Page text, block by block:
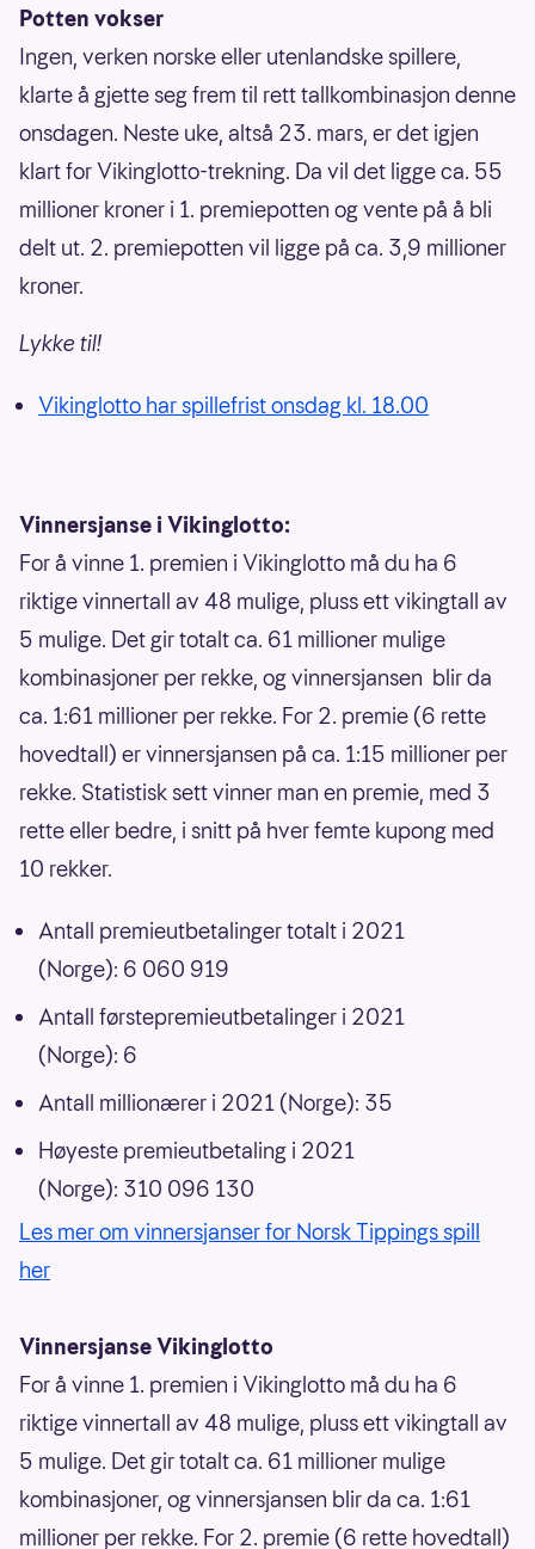
Potten vokser
Ingen, verken norske eller utenlandske spillere,
klarte å gjette seg frem til rett tallkombinasjon denne
onsdagen. Neste uke, altså 23. mars, er det igjen
klart for Vikinglotto-trekning. Da vil det ligge ca. 55
millioner kroner i 1. premiepotten og vente på å bli
delt ut. 2. premiepotten vil ligge på ca. 3,9 millioner
kroner.
Lykke til!
Vikinglotto har spillefrist onsdag kl. 18.00
Vinnersjanse i Vikinglotto:
For å vinne 1. premien i Vikinglotto må du ha 6
riktige vinnertall av 48 mulige, pluss ett vikingtall av
5 mulige. Det gir totalt ca. 61 millioner mulige
kombinasjoner per rekke, og vinnersjansen blir da
ca. 1:61 millioner per rekke. For 2. premie (6 rette
hovedtall) er vinnersjansen på ca. 1:15 millioner per
rekke. Statistisk sett vinner man en premie, med 3
rette eller bedre, i snitt på hver femte kupong med
10 rekker.
Antall premieutbetalinger totalt i 2021
(Norge): 6 060 919
Antall førstepremieutbetalinger i 2021
(Norge): 6
Antall millionærer i 2021 (Norge): 35
Høyeste premieutbetaling i 2021
(Norge): 310 096 130
Les mer om vinnersjanser for Norsk Tippings spill
her
Vinnersjanse Vikinglotto
For å vinne 1. premien i Vikinglotto må du ha 6
riktige vinnertall av 48 mulige, pluss ett vikingtall av
5 mulige. Det gir totalt ca. 61 millioner mulige
kombinasjoner, og vinnersjansen blir da ca. 1:61
millioner per rekke. For 2. premie (6 rette hovedtall)